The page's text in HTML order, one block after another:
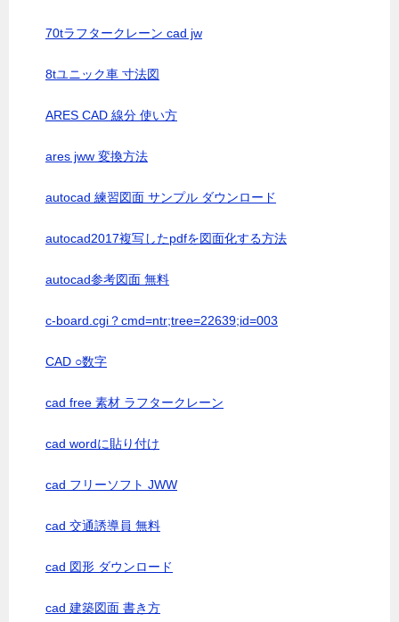
70tラフタークレーン cad jw
8tユニック車 寸法図
ARES CAD 線分 使い方
ares jww 変換方法
autocad 練習図面 サンプル ダウンロード
autocad2017複写したpdfを図面化する方法
autocad参考図面 無料
c-board.cgi？cmd=ntr;tree=22639;id=003
CAD ○数字
cad free 素材 ラフタークレーン
cad wordに貼り付け
cad フリーソフト JWW
cad 交通誘導員 無料
cad 図形 ダウンロード
cad 建築図面 書き方